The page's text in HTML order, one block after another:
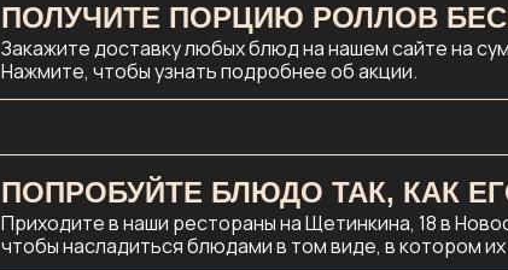
ПОЛУЧИТЕ ПОРЦИЮ РОЛЛОВ
Закажите доставку любых блюд на нашем сайте на
Нажмите, чтобы узнать подробнее об акции.
ПОПРОБУЙТЕ БЛЮДО ТАК, КАК
Приходите в наши рестораны на Щетинкина, 18 в
чтобы насладиться блюдами в том виде, в котором